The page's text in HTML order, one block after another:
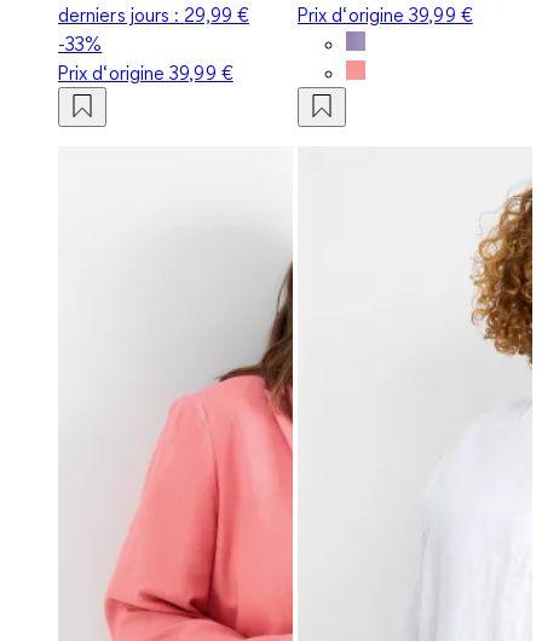
derniers jours : 29,99 €
-33%
Prix d‘origine39,99 €
Prix d‘origine39,99 €